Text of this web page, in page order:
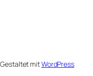
Gestaltet mitWordPress